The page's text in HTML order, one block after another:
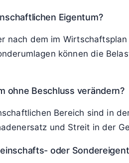
Eigentum?
nach dem im
können die
ohne Beschluss verändern?
Bereich sind in
und Streit in der
oder